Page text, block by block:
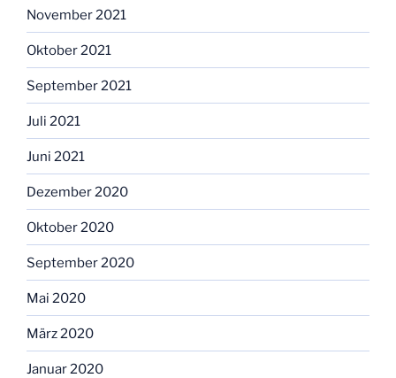
November 2021
Oktober 2021
September 2021
Juli 2021
Juni 2021
Dezember 2020
Oktober 2020
September 2020
Mai 2020
März 2020
Januar 2020